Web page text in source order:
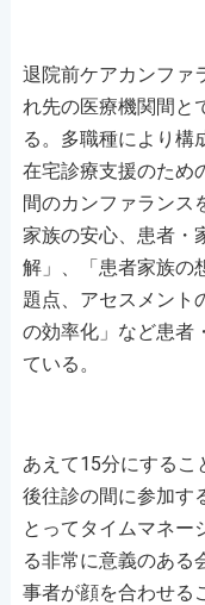
退院前ケアカンファ
れ先の医療機関間と
る。多職種により構
在宅診療支援のため
間のカンファランス
家族の安心、患者・
解」、「患者家族の
題点、アセスメント
の効率化」など患者
ている。
あえて15分にするこ
後往診の間に参加す
とってタイムマネー
る非常に意義のある
事者が顔を合わせる